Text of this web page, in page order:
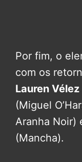
Por fim, o
com os
Lauren Vélez
(Miguel
Aranha Noir)
(Mancha).